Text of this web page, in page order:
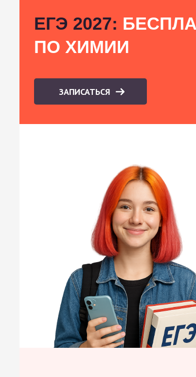
ЕГЭ 2027:
ПО ХИМИИ
ЗАПИСАТЬСЯ